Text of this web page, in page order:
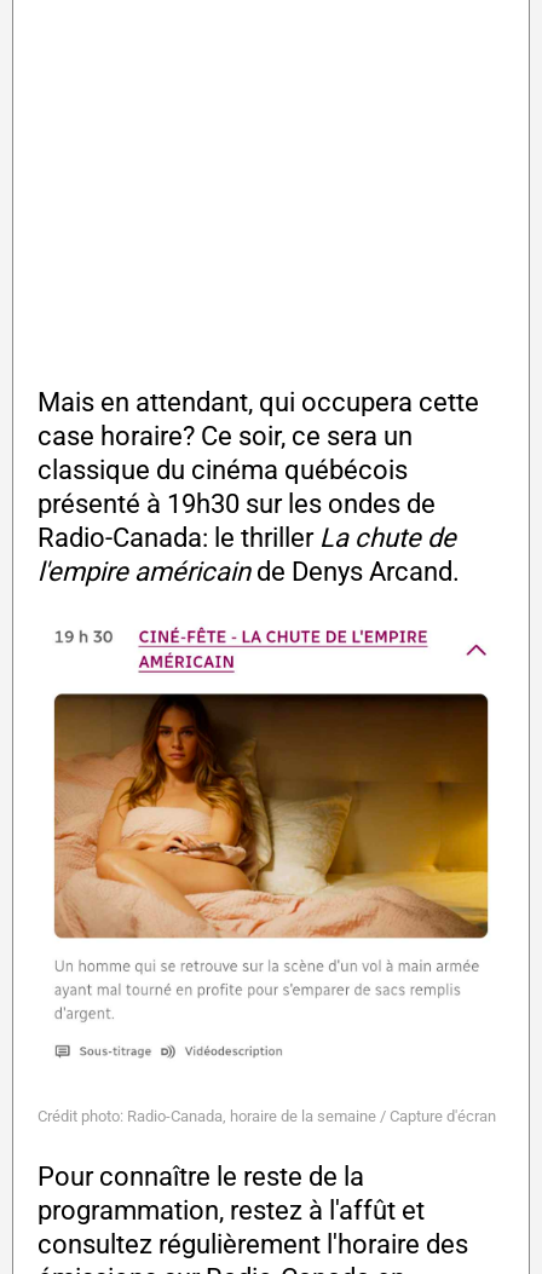
Mais en attendant, qui occupera cette
case horaire? Ce soir, ce sera un
classique du cinéma québécois
présenté à 19h30 sur les ondes de
Radio-Canada: le thriller La chute de
l'empire américainde Denys Arcand.
Crédit photo: Radio-Canada, horaire de la semaine / Capture d'écran
Pour connaître le reste de la
programmation, restez à l'affût et
consultez régulièrement l'horaire des